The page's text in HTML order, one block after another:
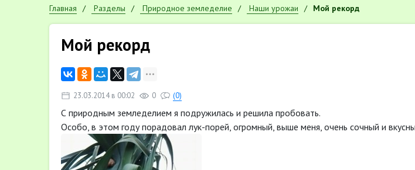
Главная Разделы Природное земледелие Наши урожаи Мой рекорд
Мой рекорд
23.03.2014 в 00:02 0 (0)
С природным земледелием я подружилась и решила пробовать.
Особо, в этом году порадовал лук-порей, огромный, выше меня, очень сочный и